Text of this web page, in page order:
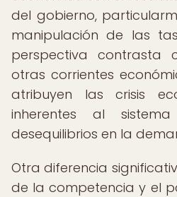
del gobierno,
manipulación de las
perspectiva contrasta
otras corrientes
atribuyen las crisis
inherentes al
desequilibrios en la
Otra diferencia
de la competencia y el